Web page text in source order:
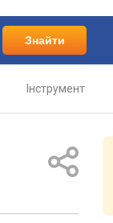
Знайти
Інструмент